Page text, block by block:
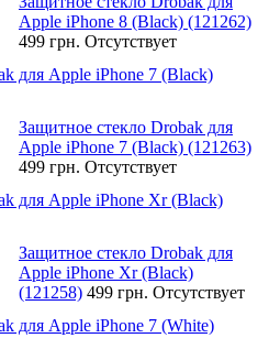
Apple iPhone 8 (Black) (121262)
499 грн. Отсутствует
для Apple iPhone 7 (Black)
Защитное стекло Drobak для
Apple iPhone 7 (Black) (121263)
499 грн. Отсутствует
для Apple iPhone Xr (Black)
Защитное стекло Drobak для
Apple iPhone Xr (Black)
(121258) 499 грн. Отсутствует
для Apple iPhone 7 (White)